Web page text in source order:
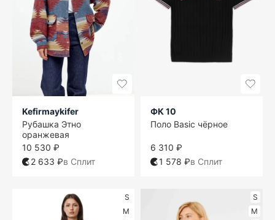
Kefirmaykifer
Рубашка Этно
оранжевая
10 530 ₽
2 633 ₽в Сплит
ФК 10
Поло Basic чёрное
6 310 ₽
1 578 ₽в Сплит
S
M
S
M